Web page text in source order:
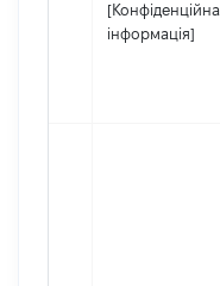
[Конфіденційна
інформація]